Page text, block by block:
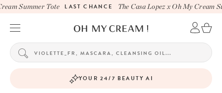
Summer Tote LAST CHANCE The Casa Lopez x Oh My Cream
YOUR 24/7 BEAUTY AI